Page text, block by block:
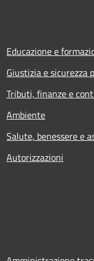
Educazione e
Giustizia e sicurezza
Tributi, finanze e
Ambiente
Salute, benessere e
Autorizzazioni